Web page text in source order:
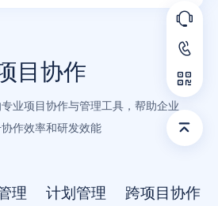
目协作
业项目协作与管理工具，帮助企业
作效率和研发效能
理 计划管理 跨项目协作